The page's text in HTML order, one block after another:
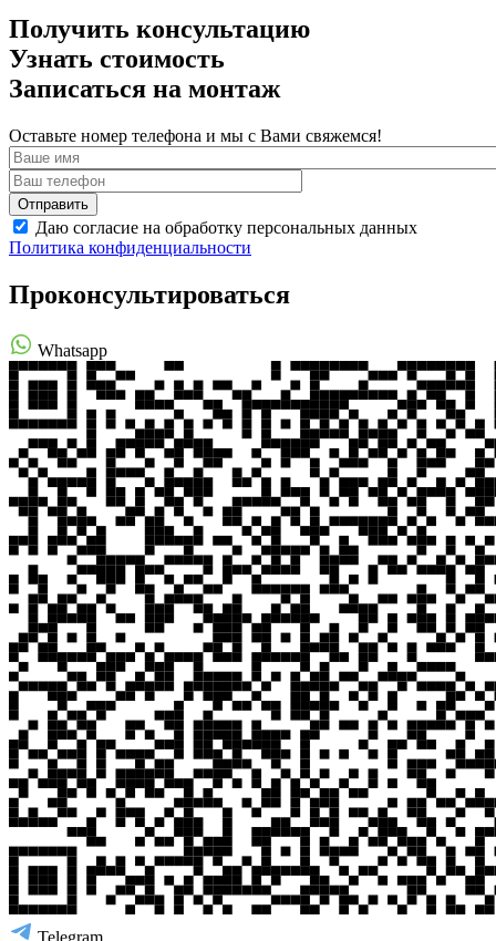
Получить консультацию
Узнать стоимость
Записаться на монтаж
Оставьте номер телефона и мы с Вами свяжемся!
Даю согласие на обработку персональных данных
Политика конфиденциальности
Проконсультироваться
Whatsapp
Telegram